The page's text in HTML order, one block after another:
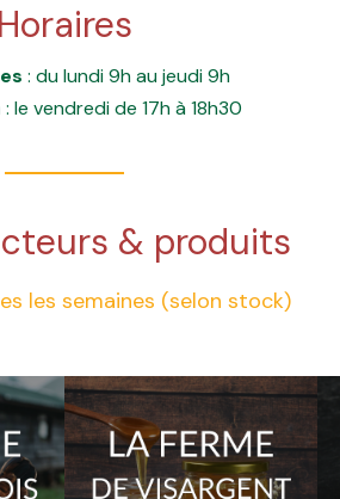
Horaires
: du lundi 9h au jeudi 9h
: le vendredi de 17h à 18h30
& produits
les semaines (selon stock)